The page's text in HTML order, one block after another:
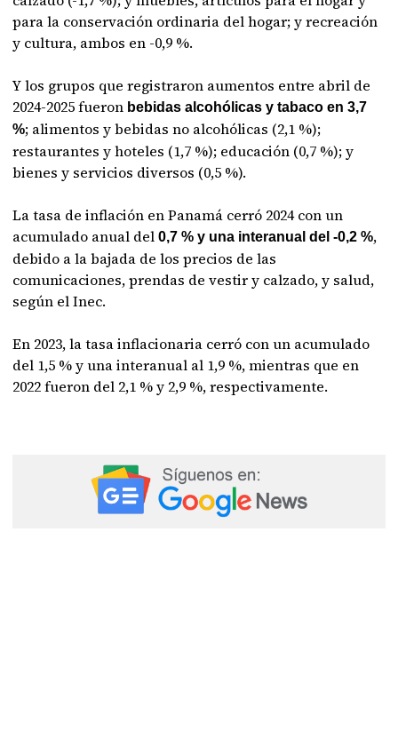
para la conservación ordinaria del hogar; y recreación
y cultura, ambos en -0,9 %.
Y los grupos que registraron aumentos entre abril de
2024-2025 fueron bebidas alcohólicas y tabaco en 3,7
%; alimentos y bebidas no alcohólicas (2,1 %);
restaurantes y hoteles (1,7 %); educación (0,7 %); y
bienes y servicios diversos (0,5 %).
La tasa de inflación en Panamá cerró 2024 con un
acumulado anual del 0,7 % y una interanual del -0,2 %,
debido a la bajada de los precios de las
comunicaciones, prendas de vestir y calzado, y salud,
según el Inec.
En 2023, la tasa inflacionaria cerró con un acumulado
del 1,5 % y una interanual al 1,9 %, mientras que en
2022 fueron del 2,1 % y 2,9 %, respectivamente.